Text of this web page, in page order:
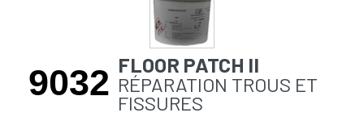
9032 FLOOR PATCH II
RÉPARATION TROUS ET
FISSURES